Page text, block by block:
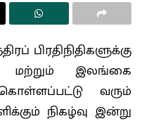
பிரதிநிதிகளுக்கு
மற்றும் இலங்கை
வரும்
நிகழ்வு இன்று